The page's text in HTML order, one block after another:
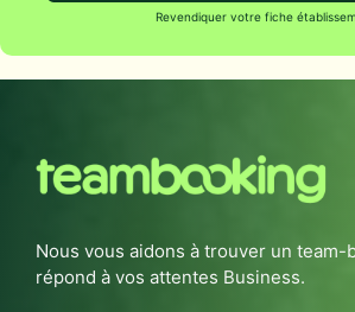
Revendiquer votre fiche
Nous vous aidons à trouver un team-
répond à vos attentes Business.